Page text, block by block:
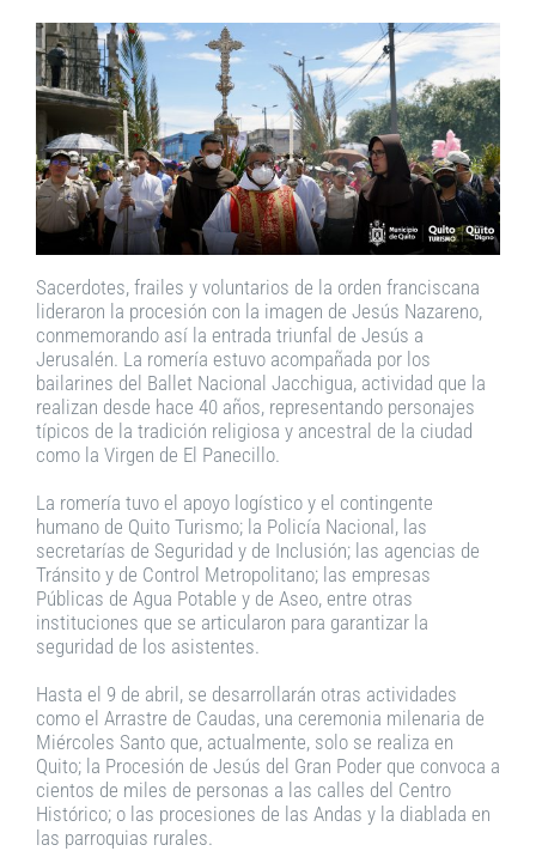
Sacerdotes, frailes y voluntarios de la orden franciscana
lideraron la procesión con la imagen de Jesús Nazareno,
conmemorando así la entrada triunfal de Jesús a
Jerusalén. La romería estuvo acompañada por los
bailarines del Ballet Nacional Jacchigua, actividad que la
realizan desde hace 40 años, representando personajes
típicos de la tradición religiosa y ancestral de la ciudad
como la Virgen de El Panecillo.
La romería tuvo el apoyo logístico y el contingente
humano de Quito Turismo; la Policía Nacional, las
secretarías de Seguridad y de Inclusión; las agencias de
Tránsito y de Control Metropolitano; las empresas
Públicas de Agua Potable y de Aseo, entre otras
instituciones que se articularon para garantizar la
seguridad de los asistentes.
Hasta el 9 de abril, se desarrollarán otras actividades
como el Arrastre de Caudas, una ceremonia milenaria de
Miércoles Santo que, actualmente, solo se realiza en
Quito; la Procesión de Jesús del Gran Poder que convoca a
cientos de miles de personas a las calles del Centro
Histórico; o las procesiones de las Andas y la diablada en
las parroquias rurales.